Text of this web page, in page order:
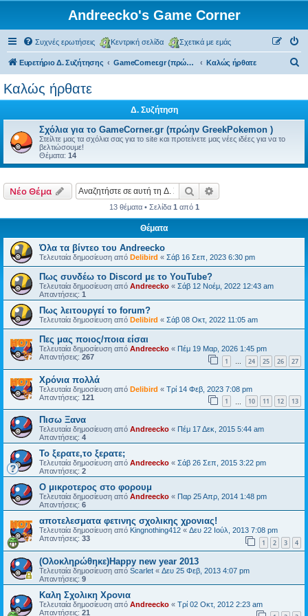
Andreecko's Game Corner
Συχνές ερωτήσεις Κεντρική σελίδα Σχετικά με εμάς
Ευρετήριο Δ. Συζήτησης GameCorner.gr (πρώην Greek Pokemon) Kαλώς ήρθατε
Kαλώς ήρθατε
Δ. Συζήτηση
Σχόλια για το GameCorner.gr (πρώην GreekPokemon )
Στείλτε μας τα σχόλια σας για το site και προτείνετε μας νέες ιδέες για να το
βελτιώσουμε!
Θέματα: 14
Νέο Θέμα Αναζήτηση
13 θέματα • Σελίδα 1 από 1
Θέματα
Όλα τα βίντεο του Andreecko
Τελευταία δημοσίευση από Delibird « Σάβ 16 Σεπ, 2023 6:30 pm
Πως συνδέω το Discord με το YouTube?
Τελευταία δημοσίευση από Andreecko « Σάβ 12 Νοέμ, 2022 12:43 am
Απαντήσεις: 1
Πως λειτουργεί το forum?
Τελευταία δημοσίευση από Delibird « Σάβ 08 Οκτ, 2022 11:05 am
Πες μας ποιος/ποια είσαι
Τελευταία δημοσίευση από Andreecko « Πέμ 19 Μαρ, 2026 1:45 pm
Απαντήσεις: 267 1 … 24 25 26 27
Χρόνια πολλά
Τελευταία δημοσίευση από Delibird « Τρί 14 Φεβ, 2023 7:08 pm
Απαντήσεις: 121 1 10 11 12 13
Πισω Ξανα
Τελευταία δημοσίευση από Andreecko « Πέμ 17 Δεκ, 2015 5:44 am
Απαντήσεις: 4
Το ξερατε,το ξερατε;
Τελευταία δημοσίευση από Andreecko « Σάβ 26 Σεπ, 2015 3:22 pm
Απαντήσεις: 2
O μικροτερος στο φορουμ
Τελευταία δημοσίευση από Andreecko « Παρ 25 Απρ, 2014 1:48 pm
Απαντήσεις: 6
αποτελεσματα φετινης σχολικης χρονιας!
Τελευταία δημοσίευση από Kingnothing412 « Δευ 22 Ιούλ, 2013 7:08 pm
Απαντήσεις: 33 1 2 3 4
(Ολοκληρώθηκε)Happy new year 2013
Τελευταία δημοσίευση από Scarlet « Δευ 25 Φεβ, 2013 4:07 pm
Απαντήσεις: 9
Καλη Σχολικη Χρονια
Τελευταία δημοσίευση από Andreecko « Τρί 02 Οκτ, 2012 2:23 am
Απαντήσεις: 21